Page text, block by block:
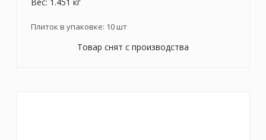
Плиток в упаковке: 10шт
Товар снят с производства